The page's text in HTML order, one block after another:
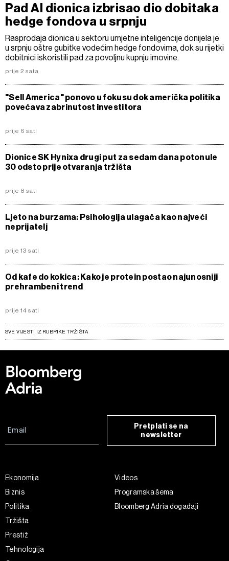
Pad AI dionica izbrisao dio dobitaka
hedge fondova u srpnju
Rasprodaja dionica u sektoru umjetne inteligencije donijela je
u srpnju oštre gubitke vodećim hedge fondovima, dok su rijetki
dobitnici iskoristili pad za povoljnu kupnju imovine.
prije 2 sata
"Sell America" ponovo u fokusu dok američka politika
povećava zabrinutost investitora
prije 6 sati
Dionice SK Hynixa drugi put za sedam dana potonule
30 odsto prije otvaranja tržišta
prije 8 sati
Ljeto na burzama: Psihologija ulagača kao najveći
neprijatelj
prije 13 sati
Od kafe do kokica: Kako je protein postao najunosniji
prehrambeni trend
prije 14 sati
SVE VIJESTI IZ RUBRIKE TRŽIŠTA
Pretplati se na
newsletter
Ekonomija
Biznis
Politika
Tržišta
Prestiž
Tehnologija
Videos
Programska šema
Bloomberg Adria događaji